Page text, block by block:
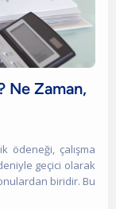
Ne Zaman,
ödeneği, çalışma
geçici olarak
biridir. Bu